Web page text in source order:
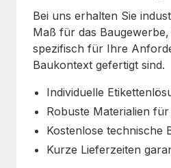
Bei uns erhalten Sie
Maß für das
spezifisch für Ihre
Baukontext gefertigt sind.
Individuelle
Robuste Materialien
Kostenlose technische
Kurze Lieferzeiten